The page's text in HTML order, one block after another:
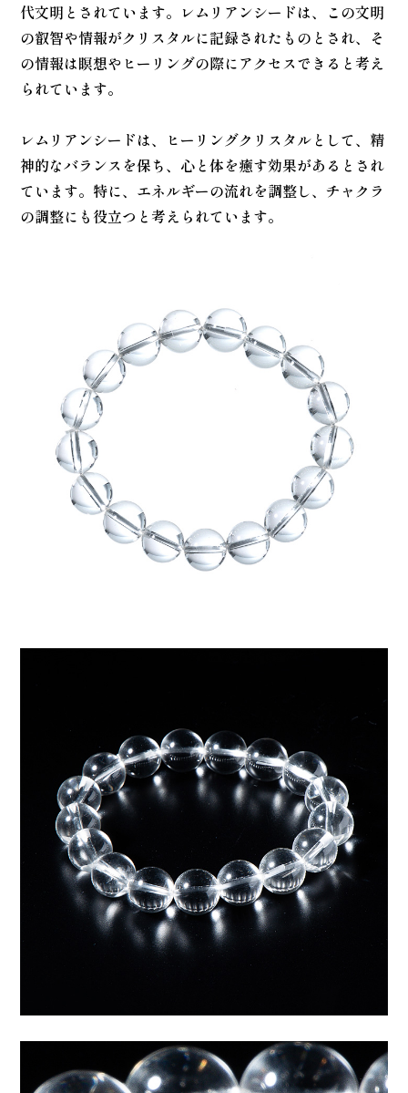
代文明とされています。レムリアンシードは、この文明
の叡智や情報がクリスタルに記録されたものとされ、そ
の情報は瞑想やヒーリングの際にアクセスできると考え
られています。
レムリアンシードは、ヒーリングクリスタルとして、精
神的なバランスを保ち、心と体を癒す効果があるとされ
ています。特に、エネルギーの流れを調整し、チャクラ
の調整にも役立つと考えられています。